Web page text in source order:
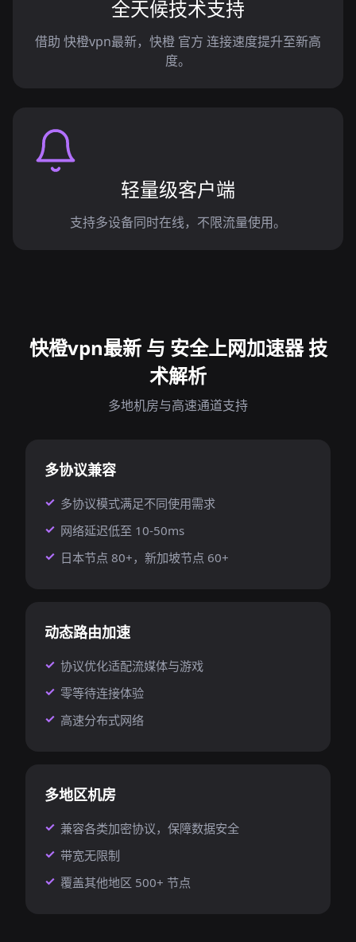
全天候技术支持
借助 快橙vpn最新，快橙 官方 连接速度提升至新高
度。
轻量级客户端
支持多设备同时在线，不限流量使用。
快橙vpn最新 与 安全上网加速器 技
术解析
多地机房与高速通道支持
多协议兼容
多协议模式满足不同使用需求
网络延迟低至 10-50ms
日本节点 80+，新加坡节点 60+
动态路由加速
协议优化适配流媒体与游戏
零等待连接体验
高速分布式网络
多地区机房
兼容各类加密协议，保障数据安全
带宽无限制
覆盖其他地区 500+ 节点